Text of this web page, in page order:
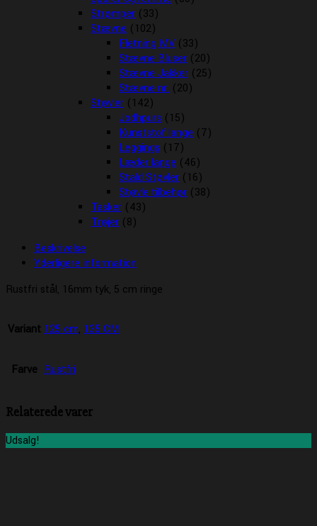
Strømper (33)
Stævne (102)
Fletning MV (33)
Stævne Bluser (20)
Stævne Jakker (25)
Stævne nr. (20)
Støvler (142)
Jodhpurs (15)
Kunststof lange (7)
Leggings (17)
Læder lange (46)
Stald Støvler (16)
Støvle tilbehør (38)
Tasker (43)
Trøjer (8)
Beskrivelse
Yderligere information
Rustfri stål, 16mm tyk, 5 cm ringe
Variant 125 cm, 135 CM
Farve Rustfri
Relaterede varer
Udsalg!